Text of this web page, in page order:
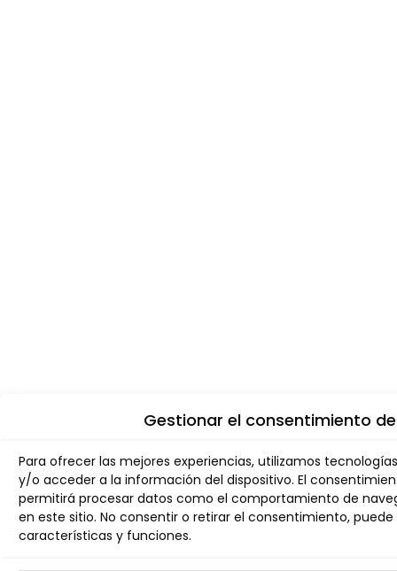
Gestionar el consentimiento
Para ofrecer las mejores experiencias, utilizamos
y/o acceder a la información del dispositivo. El
permitirá procesar datos como el comportamiento de
en este sitio. No consentir o retirar el consentimiento,
características y funciones.